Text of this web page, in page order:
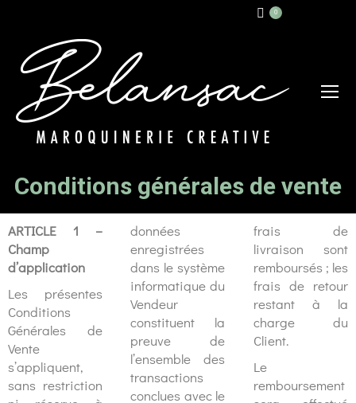
0
Conditions générales de vente
ARTICLE 1 –
Champ
d’application
Les présentes
Conditions
Générales de
Vente
s’appliquent,
sans restriction
données
enregistrées
dans le système
informatique du
Vendeur
constituent la
preuve de
l’ensemble des
transactions
conclues avec le
frais de
livraison sont
remboursés ; les
frais de retour
restant à la
charge du
Client.
Le
remboursement